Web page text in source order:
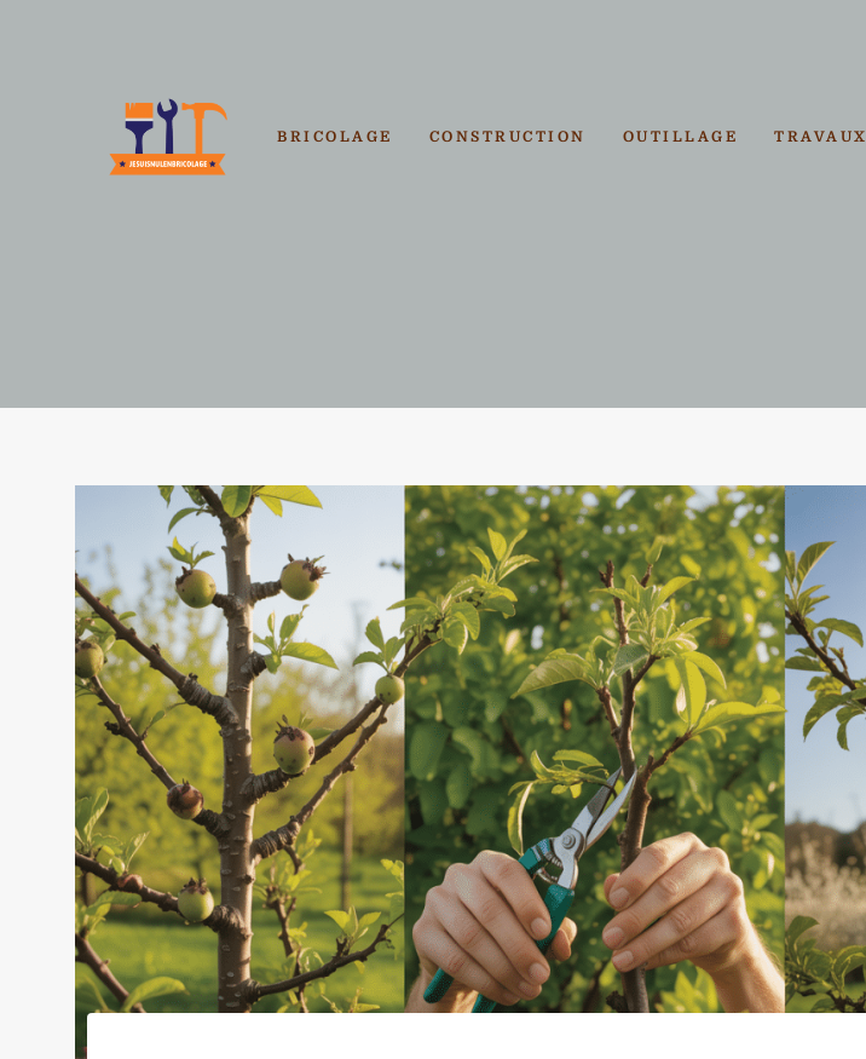
BRICOLAGE CONSTRUCTION OUTILLAGE TRAVAUX